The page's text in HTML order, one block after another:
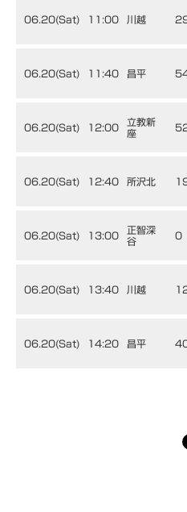
06.20(Sat) 11:00 川越
06.20(Sat) 11:40 昌平
06.20(Sat) 12:00
立教新
座
06.20(Sat) 12:40 所沢北
06.20(Sat) 13:00
正智深
谷
0
06.20(Sat) 13:40 川越
06.20(Sat) 14:20 昌平